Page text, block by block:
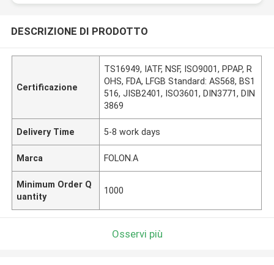
DESCRIZIONE DI PRODOTTO
Certificazione
TS16949, IATF, NSF, ISO9001, PPAP, R
OHS, FDA, LFGB Standard: AS568, BS1
516, JISB2401, ISO3601, DIN3771, DIN
3869
Delivery Time 5-8 work days
Marca FOLON.A
Minimum Order Q
uantity
1000
Osservi più